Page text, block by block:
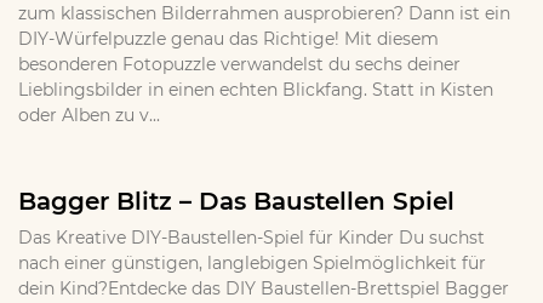
zum klassischen Bilderrahmen ausprobieren? Dann ist ein
DIY-Würfelpuzzle genau das Richtige! Mit diesem
besonderen Fotopuzzle verwandelst du sechs deiner
Lieblingsbilder in einen echten Blickfang. Statt in Kisten
oder Alben zu v...
Bagger Blitz – Das Baustellen Spiel
Das Kreative DIY-Baustellen-Spiel für Kinder Du suchst
nach einer günstigen, langlebigen Spielmöglichkeit für
dein Kind?Entdecke das DIY Baustellen-Brettspiel Bagger